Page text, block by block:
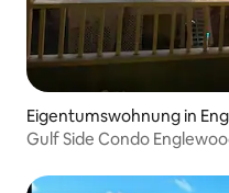
Eigentumswohnung in
Gulf Side Condo